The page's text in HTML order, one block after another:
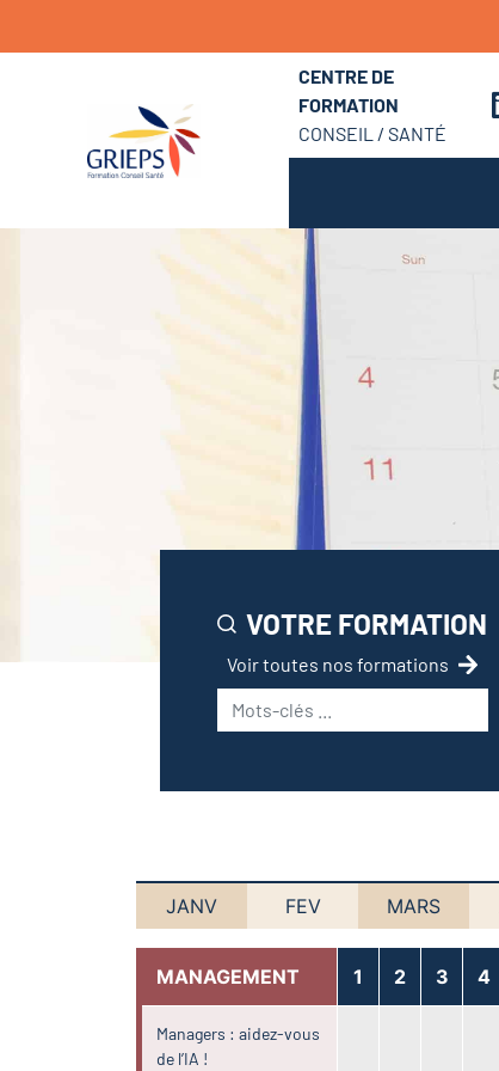
CENTRE DE
FORMATION
CONSEIL / SANTÉ
VOTRE FORMATION
Voir toutes nos formations
JANV
FEV MARS
MANAGEMENT 1 2 3 4
Managers : aidez-vous
de l’IA !